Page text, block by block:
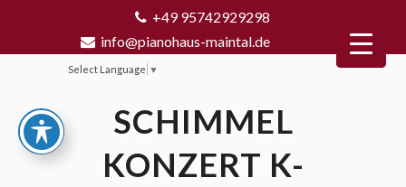
+49 95742929298
info@pianohaus-maintal.de
Select Language ▼
SCHIMMEL
KONZERT K-